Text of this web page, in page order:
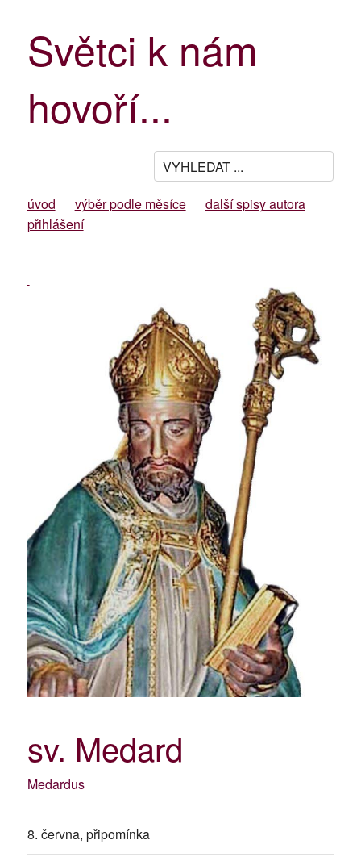
Světci k nám
hovoří...
úvod výběr podle měsíce
další spisy autora
přihlášení
-
sv. Medard
Medardus
8. června, připomínka